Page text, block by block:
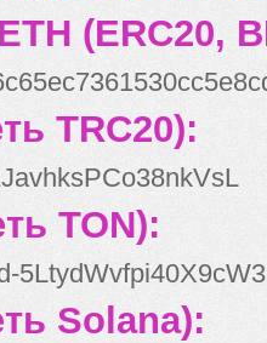
(ERC20,
TRC20):
TON):
Solana):